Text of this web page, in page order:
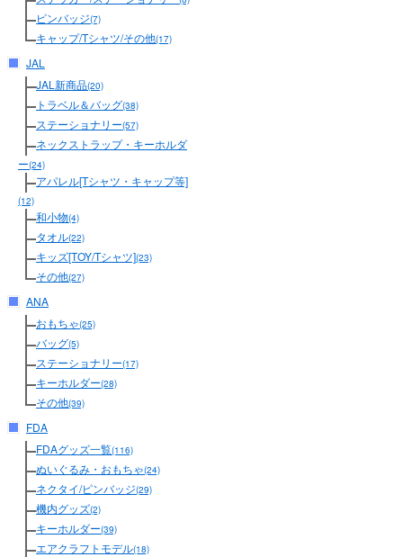
ピンバッジ(7)
キャップ/Tシャツ/その他(17)
JAL
JAL新商品(20)
トラベル＆バッグ(38)
ステーショナリー(57)
ネックストラップ・キーホルダ
ー(24)
アパレル[Tシャツ・キャップ等]
(12)
和小物(4)
タオル(22)
キッズ[TOY/Tシャツ](23)
その他(27)
ANA
おもちゃ(25)
バッグ(5)
ステーショナリー(17)
キーホルダー(28)
その他(39)
FDA
FDAグッズ一覧(116)
ぬいぐるみ・おもちゃ(24)
ネクタイ/ピンバッジ(29)
機内グッズ(2)
キーホルダー(39)
エアクラフトモデル(18)